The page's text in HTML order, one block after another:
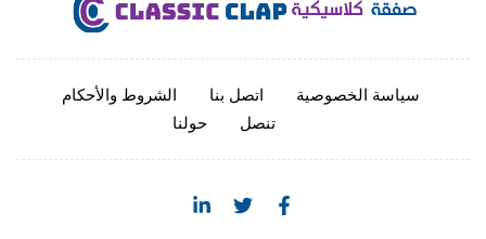
سياسة الخصوصية اتصل بنا
الشروط والأحكام
تنصل
حولنا